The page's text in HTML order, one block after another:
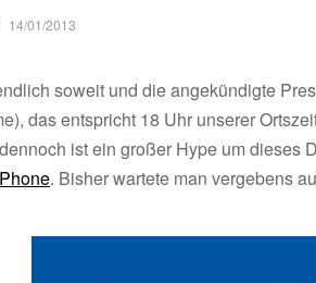
14/01/2013
soweit und die angekündigte
das entspricht 18 Uhr unserer
ist ein großer Hype um dieses
. Bisher wartete man vergebens